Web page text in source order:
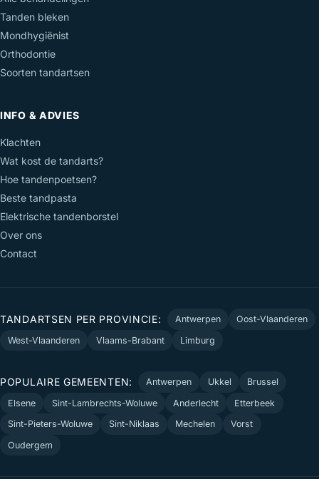
Tanden bleken
Mondhygiënist
Orthodontie
Soorten tandartsen
INFO & ADVIES
Klachten
Wat kost de tandarts?
Hoe tandenpoetsen?
Beste tandpasta
Elektrische tandenborstel
Over ons
Contact
TANDARTSEN PER PROVINCIE: Antwerpen
Oost-Vlaanderen
West-Vlaanderen
Vlaams-Brabant Limburg
POPULAIRE GEMEENTEN: Antwerpen Ukkel
Brussel
Elsene
Sint-Lambrechts-Woluwe Anderlecht
Etterbeek
Sint-Pieters-Woluwe
Sint-Niklaas Mechelen
Vorst
Oudergem